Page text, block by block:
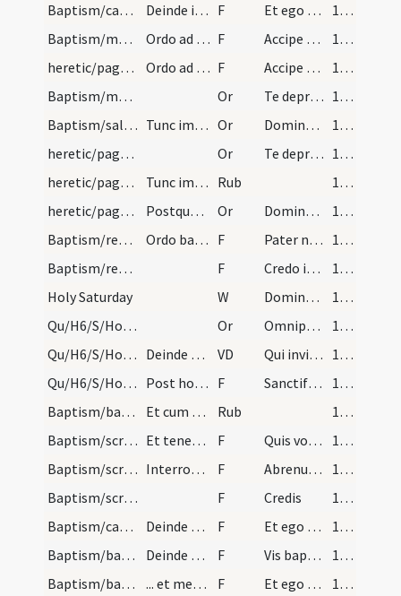
Baptism/catechumen oil/13
Deinde intincto pollice in oleum sanctum crucem i… F Et ego linio
115 (56r)
Baptism/marking/14
Ordo ad catechumenum ex pagano faciendum. Gentile… F Accipe signum sanctae ... cole Deum
115 (56r)
heretic/pagan/pagan
Ordo ad cathecumenum ex pagano faciendum, gentile… F Accipe signum crucis tam in fronte
115 (56r)
Baptism/marking/10
Or Te deprecor
116 (56v)
Baptism/salt/11
Tunc imponas ori eius salem exorcizatum et dicat… Or Domine sancte Pater ... mereatur.
116 (56v)
heretic/pagan/pagan/1
Or Te deprecor Domine sancte Pater aeterne Deus ut huic famulo tuo qui in huius saeculi nocte ... percipere mereatur.
116 (56v)
heretic/pagan/pagan
Tunc imponas ori eius, salem exorcizatum, et dica… Rub
116 (56v)
heretic/pagan/pagan/2
Postquam vero medicinam gustaverit, salis et seip… Or Domine sancte Pater omnipotens aeterne Deus qui es et eras et permaneas ... servire mereatur.
116 (56v)
Baptism/rendition of Lord's Prayer/15
Ordo baptisterii in Sabbato Sancto Paschae et Pen… F Pater noster
117 (57r)
Baptism/redditio symboli/16
F Credo in Deum
117 (57r)
Holy Saturday
W Domine apud
117 (57r)
Qu/H6/S/Holy Saturday/baptismal font
Or Omnipotens ... impleatur effectu.
117 (57r)
Qu/H6/S/Holy Saturday/baptismal font
Deinde excelsior voce dicat. VD Qui invisibili
118 (57v)
Qu/H6/S/Holy Saturday/baptismal font
Post hoc sumat chrisma et miscitet cum oleo sanct… F Sanctificetur et fecundetur
123 (60r)
Baptism/baptismal font/1
Et cum vase aureo miscitet ipsum chrisma cum aqua… Rub
123 (60r)
Baptism/scrutiny/1
Et tenente eo infante, a quo suscipiendus est int… F Quis vocaris
124 (60v)
Baptism/scrutiny/2
Interrogat. F Abrenuntias Satanae
124 (60v)
Baptism/scrutiny/3
F Credis
124 (60v)
Baptism/catechumen oil/4
Deinde episcopus vel presbyter faciens crucem cum… F Et ego te linio
125 (61r)
Baptism/baptismal font/5
Deinde accipiat infantes a parentis vel matrinis… F Vis baptizari?
125 (61r)
Baptism/baptismal font/6
... et mergat semel ... et mergat secundo ... et… F Et ego baptizo
125 (61r)